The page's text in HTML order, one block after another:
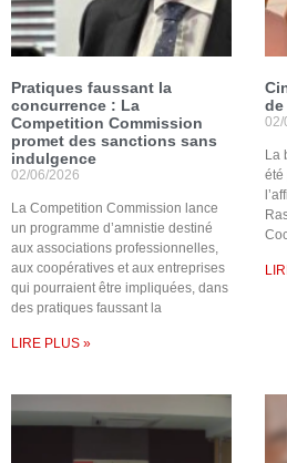
Pratiques faussant la
concurrence : La
Competition Commission
promet des sanctions sans
indulgence
02/06/2026
La Competition Commission lance
un programme d’amnistie destiné
aux associations professionnelles,
aux coopératives et aux entreprises
qui pourraient être impliquées, dans
des pratiques faussant la
LIRE PLUS »
de
02/
La
été